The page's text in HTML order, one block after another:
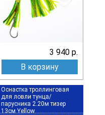
3 940 р.
В корзину
Оснастка троллинговая
для ловли тунца/
парусника 2.20м тизер
13см Yellow